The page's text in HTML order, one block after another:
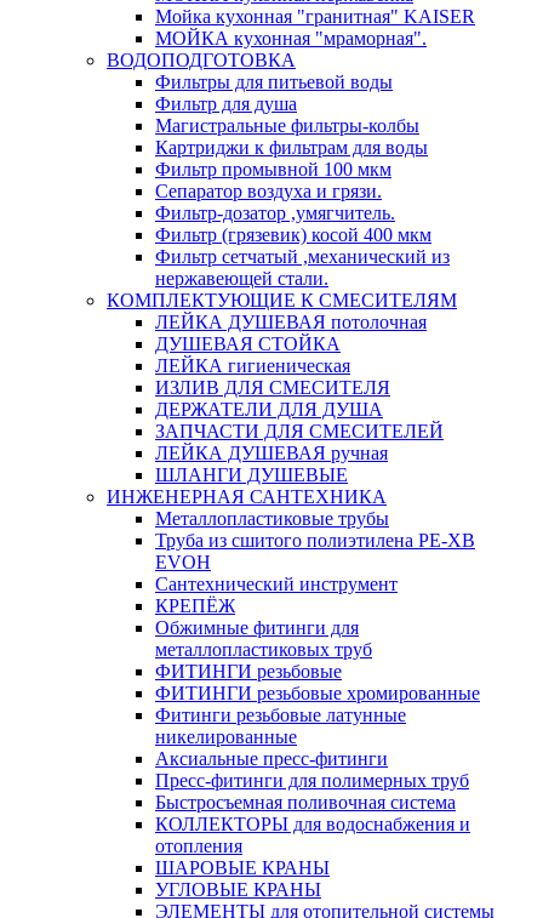
Мойка кухонная "гранитная" KAISER
МОЙКА кухонная "мраморная".
ВОДОПОДГОТОВКА
Фильтры для питьевой воды
Фильтр для душа
Магистральные фильтры-колбы
Картриджи к фильтрам для воды
Фильтр промывной 100 мкм
Сепаратор воздуха и грязи.
Фильтр-дозатор ,умягчитель.
Фильтр (грязевик) косой 400 мкм
Фильтр сетчатый ,механический из
нержавеющей стали.
КОМПЛЕКТУЮЩИЕ К СМЕСИТЕЛЯМ
ЛЕЙКА ДУШЕВАЯ потолочная
ДУШЕВАЯ СТОЙКА
ЛЕЙКА гигиеническая
ИЗЛИВ ДЛЯ СМЕСИТЕЛЯ
ДЕРЖАТЕЛИ ДЛЯ ДУША
ЗАПЧАСТИ ДЛЯ СМЕСИТЕЛЕЙ
ЛЕЙКА ДУШЕВАЯ ручная
ШЛАНГИ ДУШЕВЫЕ
ИНЖЕНЕРНАЯ САНТЕХНИКА
Металлопластиковые трубы
Труба из сшитого полиэтилена PE-XB
EVOH
Сантехнический инструмент
КРЕПЁЖ
Обжимные фитинги для
металлопластиковых труб
ФИТИНГИ резьбовые
ФИТИНГИ резьбовые хромированные
Фитинги резьбовые латунные
никелированные
Аксиальные пресс-фитинги
Пресс-фитинги для полимерных труб
Быстросъемная поливочная система
КОЛЛЕКТОРЫ для водоснабжения и
отопления
ШАРОВЫЕ КРАНЫ
УГЛОВЫЕ КРАНЫ
ЭЛЕМЕНТЫ для отопительной системы